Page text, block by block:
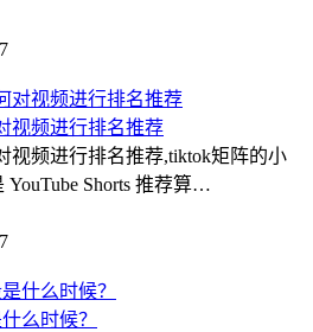
视频进行排名推荐
视频进行排名推荐,tiktok矩阵的小
Shorts 推荐算…
么时候？